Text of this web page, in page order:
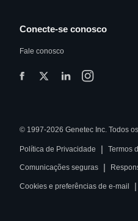
Conecte-se conosco
Fale conosco
© 1997-2026 Genetec Inc. Todos
Política de Privacidade | Termos
Comunicações seguras |
Cookies e preferências de e-mail |